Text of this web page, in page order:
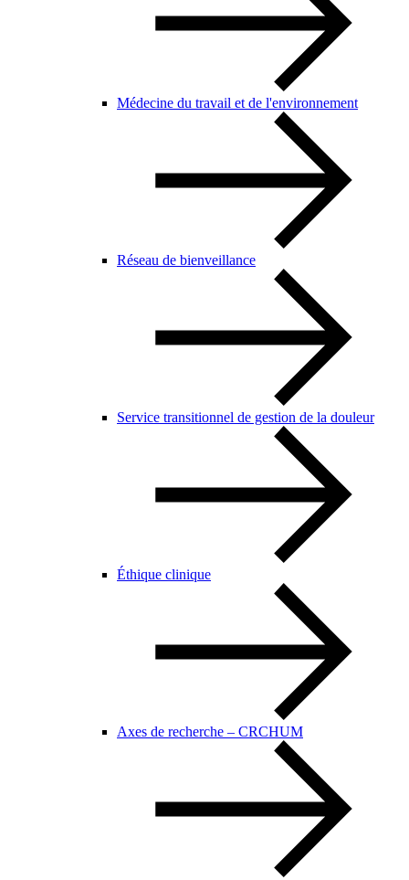
Médecine du travail et de l'environnement
Réseau de bienveillance
Service transitionnel de gestion de la douleur
Éthique clinique
Axes de recherche – CRCHUM